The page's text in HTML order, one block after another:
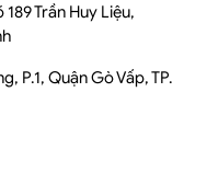
189 Trần Huy Liệu,
P.1, Quận Gò Vấp, TP.